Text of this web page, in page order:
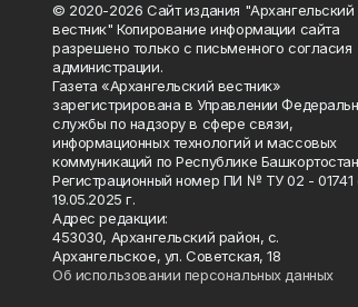
© 2020-2026 Сайт издания "Архангельский
вестник" Копирование информации сайта
разрешено только с письменного согласия
администрации.
Газета «Архангельский вестник»
зарегистрирована в Управлении
службы по надзору в сфере связи,
информационных технологий и массовых
коммуникаций по Республике
Регистрационный номер ПИ № ТУ 02 - 01741
19.05.2025 г.
Адрес редакции:
453030, Архангельский район, с.
Архангельское, ул. Советская, 18
Об использовании персональных данных